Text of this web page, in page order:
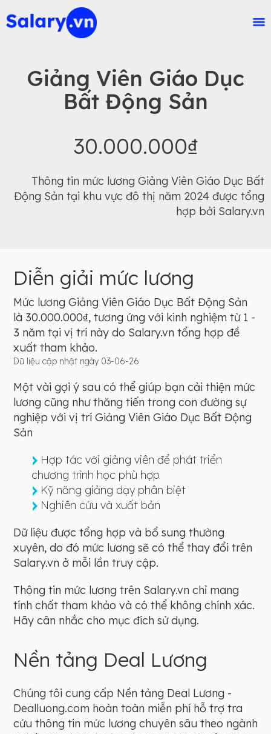
Giảng Viên Giáo Dục
Bất Động Sản
30.000.000₫
Thông tin mức lương Giảng Viên Giáo Dục Bất
Động Sản tại khu vực đô thị năm 2024 được tổng
hợp bởi Salary.vn
Diễn giải mức lương
Mức lương Giảng Viên Giáo Dục Bất Động Sản
là 30.000.000₫, tương ứng với kinh nghiệm từ 1 -
3 năm tại vị trí này do Salary.vn tổng hợp đề
xuất tham khảo.
Dữ liệu cập nhật ngày 03-06-26
Một vài gợi ý sau có thể giúp bạn cải thiện mức
lương cũng như thăng tiến trong con đường sự
nghiệp với vị trí Giảng Viên Giáo Dục Bất Động
Sản
Hợp tác với giảng viên để phát triển
chương trình học phù hợp
Kỹ năng giảng dạy phân biệt
Nghiên cứu và xuất bản
Dữ liệu được tổng hợp và bổ sung thường
xuyên, do đó mức lương sẽ có thể thay đổi trên
Salary.vn ở mỗi lần truy cập.
Thông tin mức lương trên Salary.vn chỉ mang
tính chất tham khảo và có thể không chính xác.
Hãy cân nhắc cho mục đích sử dụng.
Nền tảng Deal Lương
Chúng tôi cung cấp Nền tảng Deal Lương -
Dealluong.com hoàn toàn miễn phí hỗ trợ tra
cứu thông tin mức lương chuyên sâu theo ngành